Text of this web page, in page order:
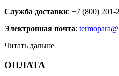
Служба доставки: +7 (800)
Электронная почта:
Читать дальше
ОПЛАТА